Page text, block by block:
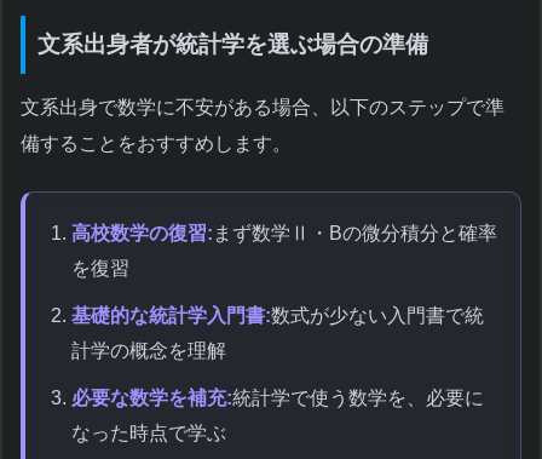
文系出身者が統計学を選ぶ場合の準備
文系出身で数学に不安がある場合、以下のステップで準
備することをおすすめします。
高校数学の復習: まず数学Ⅱ・Bの微分積分と確率
を復習
基礎的な統計学入門書:数式が少ない入門書で統
計学の概念を理解
必要な数学を補充:統計学で使う数学を、必要に
なった時点で学ぶ